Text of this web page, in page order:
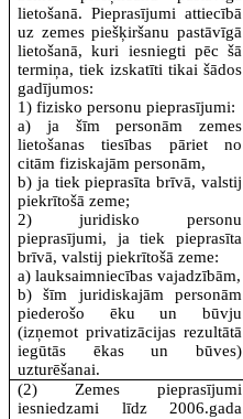
lietošanā. Pieprasījumi attiecībā
uz zemes piešķiršanu pastāvīgā
lietošanā, kuri iesniegti pēc šā
termiņa, tiek izskatīti tikai šādos
gadījumos:
1) fizisko personu pieprasījumi:
a) ja šīm personām zemes
lietošanas tiesības pāriet no
citām fiziskajām personām,
b) ja tiek pieprasīta brīvā, valstij
piekrītošā zeme;
2) juridisko personu
pieprasījumi, ja tiek pieprasīta
brīvā, valstij piekrītošā zeme:
a) lauksaimniecības vajadzībām,
b) šīm juridiskajām personām
piederošo ēku un būvju
(izņemot privatizācijas rezultātā
iegūtās ēkas un būves)
uzturēšanai.
(2) Zemes pieprasījumi
iesniedzami līdz 2006.gada